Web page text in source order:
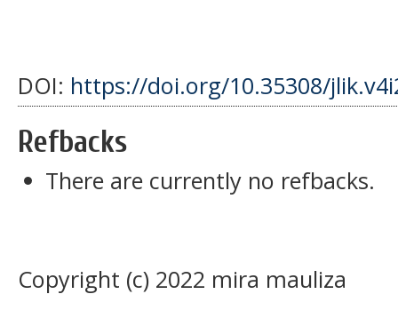
DOI: https://doi.org/10.35308/
Refbacks
There are currently no refbacks.
Copyright (c) 2022 mira mauliza